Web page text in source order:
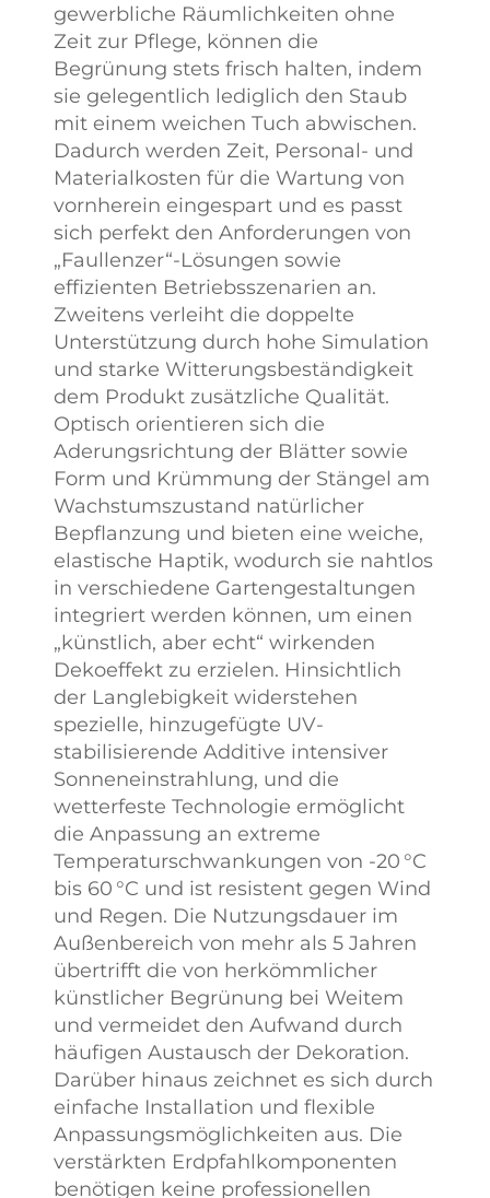
gewerbliche Räumlichkeiten ohne
Zeit zur Pflege, können die
Begrünung stets frisch halten, indem
sie gelegentlich lediglich den Staub
mit einem weichen Tuch abwischen.
Dadurch werden Zeit, Personal- und
Materialkosten für die Wartung von
vornherein eingespart und es passt
sich perfekt den Anforderungen von
„Faullenzer“-Lösungen sowie
effizienten Betriebsszenarien an.
Zweitens verleiht die doppelte
Unterstützung durch hohe Simulation
und starke Witterungsbeständigkeit
dem Produkt zusätzliche Qualität.
Optisch orientieren sich die
Aderungsrichtung der Blätter sowie
Form und Krümmung der Stängel am
Wachstumszustand natürlicher
Bepflanzung und bieten eine weiche,
elastische Haptik, wodurch sie nahtlos
in verschiedene Gartengestaltungen
integriert werden können, um einen
„künstlich, aber echt“ wirkenden
Dekoeffekt zu erzielen. Hinsichtlich
der Langlebigkeit widerstehen
spezielle, hinzugefügte UV-
stabilisierende Additive intensiver
Sonneneinstrahlung, und die
wetterfeste Technologie ermöglicht
die Anpassung an extreme
Temperaturschwankungen von -20 °C
bis 60 °C und ist resistent gegen Wind
und Regen. Die Nutzungsdauer im
Außenbereich von mehr als 5 Jahren
übertrifft die von herkömmlicher
künstlicher Begrünung bei Weitem
und vermeidet den Aufwand durch
häufigen Austausch der Dekoration.
Darüber hinaus zeichnet es sich durch
einfache Installation und flexible
Anpassungsmöglichkeiten aus. Die
verstärkten Erdpfahlkomponenten
benötigen keine professionellen